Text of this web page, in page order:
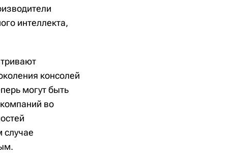
интеллекта,
консолей
могут быть
во
случае